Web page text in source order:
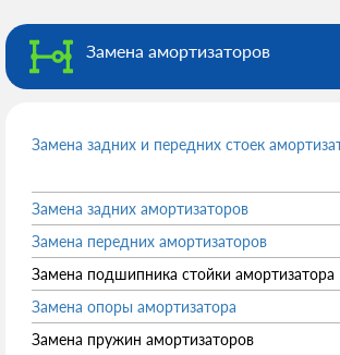
Замена амортизаторов
Замена задних и передних стоек
Замена задних амортизаторов
Замена передних амортизаторов
Замена подшипника стойки амортизатора
Замена опоры амортизатора
Замена пружин амортизаторов